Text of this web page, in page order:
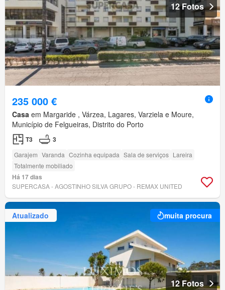
12 Fotos
235 000 €
Casa em Margaride , Várzea, Lagares, Varziela e Moure,
Município de Felgueiras, Distrito do Porto
T3 3
Garajem Varanda Cozinha equipada Sala de serviços Lareira
Totalmente mobiliado
Há 17 dias
SUPERCASA - AGOSTINHO SILVA GRUPO - REMAX UNITED
Atualizado muita procura
12 Fotos